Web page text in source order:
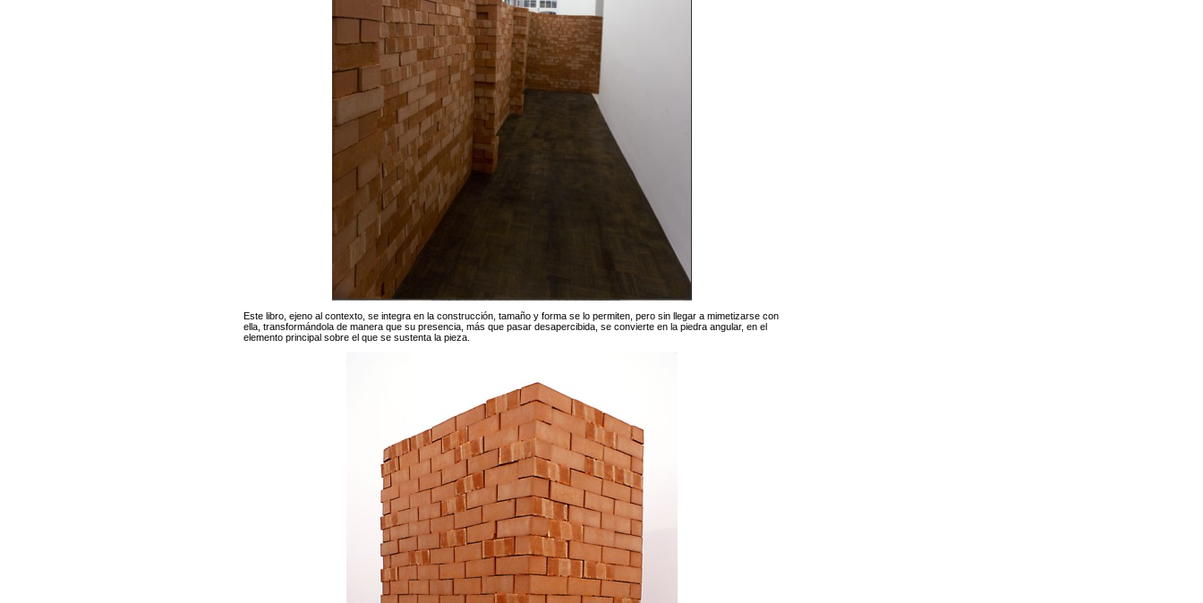
Este libro, ejeno al contexto, se integra en la construcción, tamaño y forma se lo permiten, pero sin llegar a mimetizarse con
ella, transformándola de manera que su presencia, más que pasar desapercibida, se convierte en la piedra angular, en el
elemento principal sobre el que se sustenta la pieza.